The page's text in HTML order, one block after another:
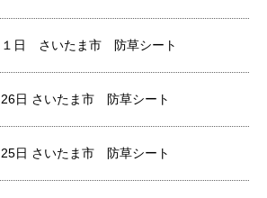
日 さいたま市 防草シート
日 さいたま市 防草シート
日 さいたま市 防草シート